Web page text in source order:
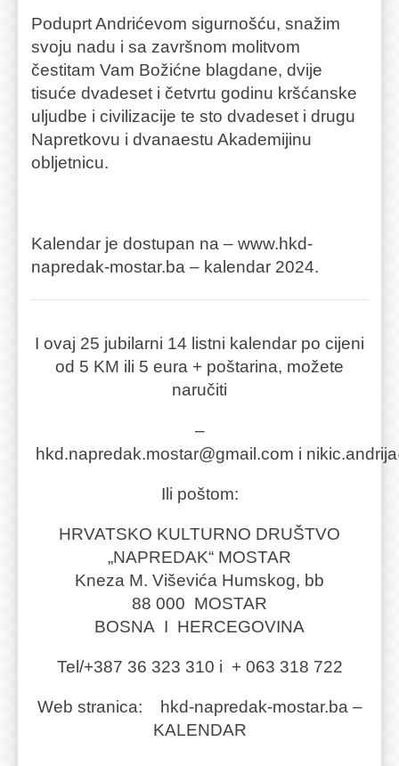
Poduprt Andrićevom sigurnošću, snažim
svoju nadu i sa završnom molitvom
čestitam Vam Božićne blagdane, dvije
tisuće dvadeset i četvrtu godinu kršćanske
uljudbe i civilizacije te sto dvadeset i drugu
Napretkovu i dvanaestu Akademijinu
obljetnicu.
Kalendar je dostupan na – www.hkd-
napredak-mostar.ba – kalendar 2024.
I ovaj 25 jubilarni 14 listni kalendar po cijeni
od 5 KM ili 5 eura + poštarina, možete
naručiti
–
hkd.napredak.mostar@gmail.com i
Ili poštom:
HRVATSKO KULTURNO DRUŠTVO
„NAPREDAK“ MOSTAR
Kneza M. Viševića Humskog, bb
88 000 MOSTAR
BOSNA I HERCEGOVINA
Tel/+387 36 323 310 i + 063 318 722
Web stranica: hkd-napredak-mostar.ba –
KALENDAR